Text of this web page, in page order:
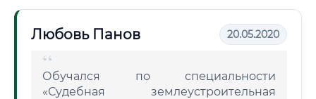
Любовь Панов 20.05.2020
Обучался по специальности
«Судебная землеустроительная